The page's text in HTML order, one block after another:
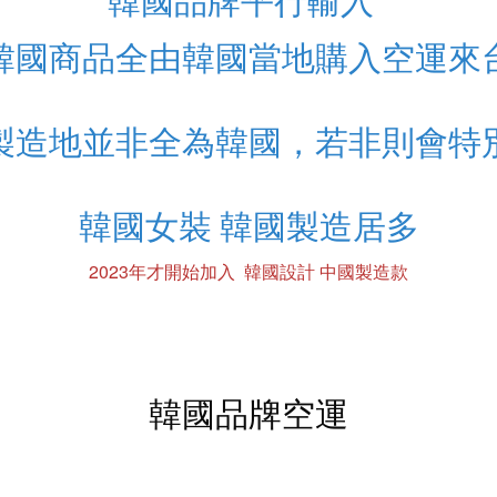
國商品全由韓國當地購入空運來
造地並非全為韓國，若非則會特
韓國女裝 韓國製造居多
2023年才開始加入 韓國設計 中國製造款
韓國品牌空運